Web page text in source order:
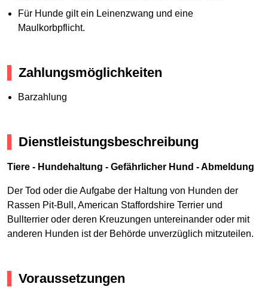
Für Hunde gilt ein Leinenzwang und eine
Maulkorbpflicht.
Zahlungsmöglichkeiten
Barzahlung
Dienstleistungsbeschreibung
Tiere - Hundehaltung - Gefährlicher Hund - Abmeldung
Der Tod oder die Aufgabe der Haltung von Hunden der
Rassen Pit-Bull, American Staffordshire Terrier und
Bullterrier oder deren Kreuzungen untereinander oder mit
anderen Hunden ist der Behörde unverzüglich mitzuteilen.
Voraussetzungen